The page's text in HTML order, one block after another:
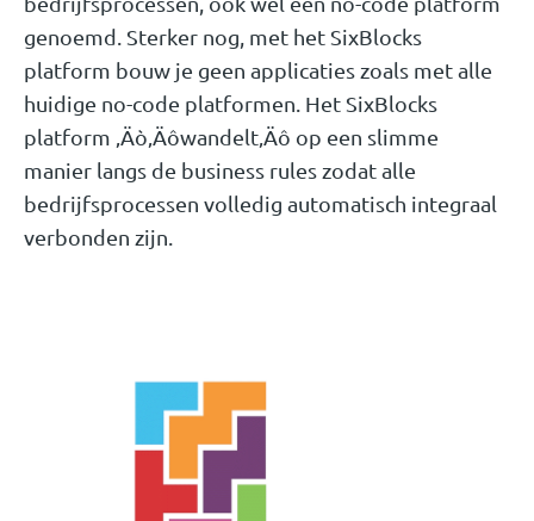
genoemd. Sterker nog, met het SixBlocks
platform bouw je geen applicaties zoals met alle
huidige no-code platformen. Het SixBlocks
platform ‚Äò‚Äôwandelt‚Äô op een slimme
manier langs de business rules zodat alle
bedrijfsprocessen volledig automatisch integraal
verbonden zijn.